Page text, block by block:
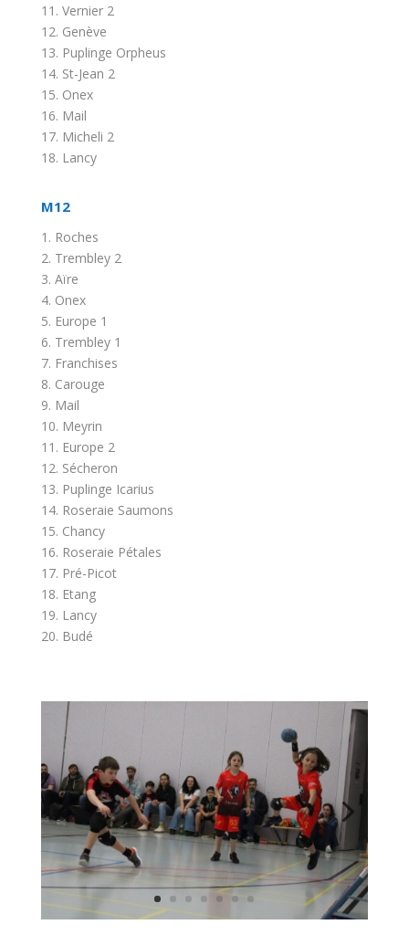
11. Vernier 2
12. Genève
13. Puplinge Orpheus
14. St-Jean 2
15. Onex
16. Mail
17. Micheli 2
18. Lancy
M12
1. Roches
2. Trembley 2
3. Aïre
4. Onex
5. Europe 1
6. Trembley 1
7. Franchises
8. Carouge
9. Mail
10. Meyrin
11. Europe 2
12. Sécheron
13. Puplinge Icarius
14. Roseraie Saumons
15. Chancy
16. Roseraie Pétales
17. Pré-Picot
18. Etang
19. Lancy
20. Budé